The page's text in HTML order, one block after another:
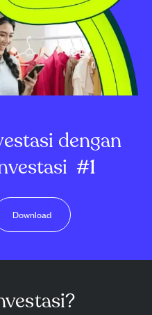
dengan
#1
Download